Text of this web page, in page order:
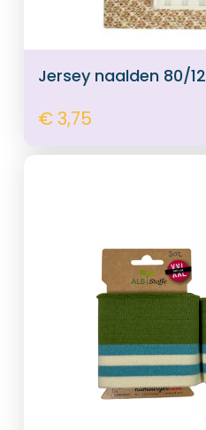
Jersey naalden 80/12
€ 3,75